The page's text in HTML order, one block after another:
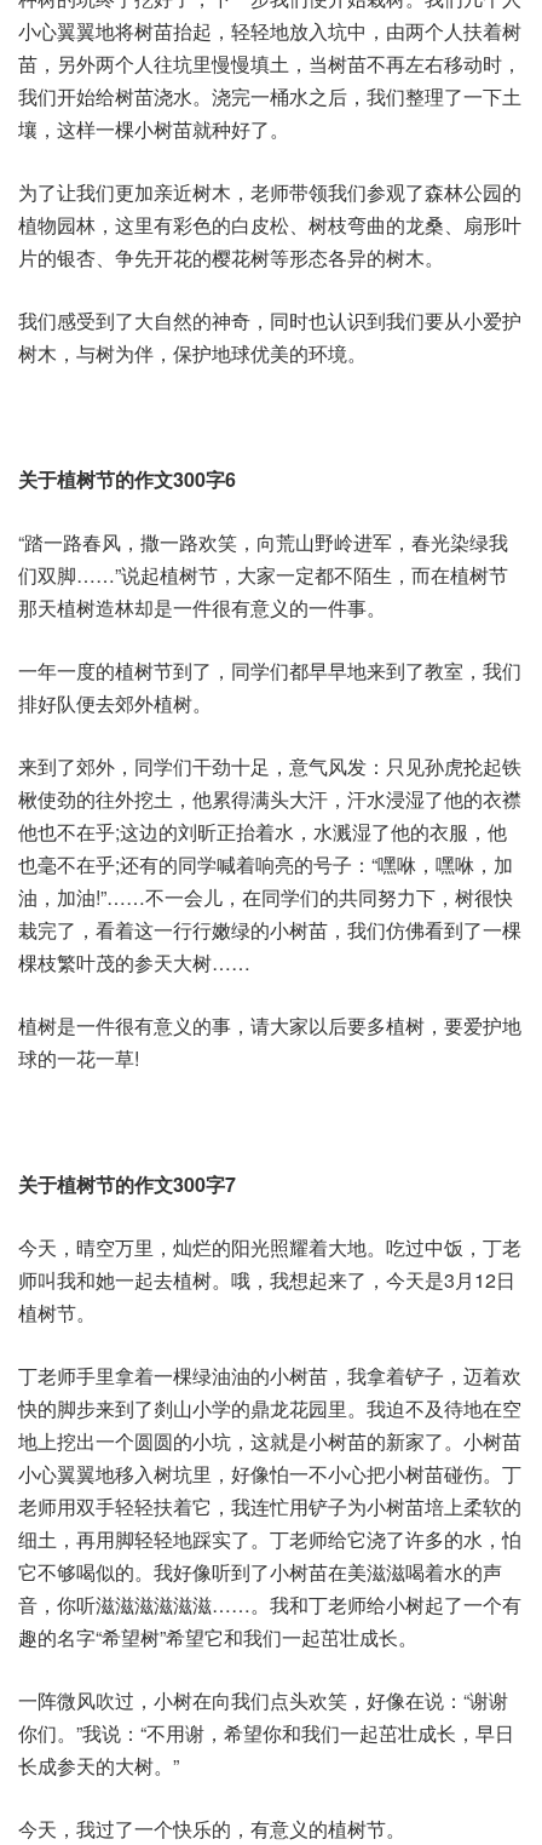
小心翼翼地将树苗抬起，轻轻地放入坑中，由两个人扶着树
苗，另外两个人往坑里慢慢填土，当树苗不再左右移动时，
我们开始给树苗浇水。浇完一桶水之后，我们整理了一下土
壤，这样一棵小树苗就种好了。
为了让我们更加亲近树木，老师带领我们参观了森林公园的
植物园林，这里有彩色的白皮松、树枝弯曲的龙桑、扇形叶
片的银杏、争先开花的樱花树等形态各异的树木。
我们感受到了大自然的神奇，同时也认识到我们要从小爱护
树木，与树为伴，保护地球优美的环境。
关于植树节的作文300字6
“踏一路春风，撒一路欢笑，向荒山野岭进军，春光染绿我
们双脚……”说起植树节，大家一定都不陌生，而在植树节
那天植树造林却是一件很有意义的一件事。
一年一度的植树节到了，同学们都早早地来到了教室，我们
排好队便去郊外植树。
来到了郊外，同学们干劲十足，意气风发：只见孙虎抡起铁
楸使劲的往外挖土，他累得满头大汗，汗水浸湿了他的衣襟
他也不在乎;这边的刘昕正抬着水，水溅湿了他的衣服，他
也毫不在乎;还有的同学喊着响亮的号子：“嘿咻，嘿咻，加
油，加油!”……不一会儿，在同学们的共同努力下，树很快
栽完了，看着这一行行嫩绿的小树苗，我们仿佛看到了一棵
棵枝繁叶茂的参天大树……
植树是一件很有意义的事，请大家以后要多植树，要爱护地
球的一花一草!
关于植树节的作文300字7
今天，晴空万里，灿烂的阳光照耀着大地。吃过中饭，丁老
师叫我和她一起去植树。哦，我想起来了，今天是3月12日
植树节。
丁老师手里拿着一棵绿油油的小树苗，我拿着铲子，迈着欢
快的脚步来到了剡山小学的鼎龙花园里。我迫不及待地在空
地上挖出一个圆圆的小坑，这就是小树苗的新家了。小树苗
小心翼翼地移入树坑里，好像怕一不小心把小树苗碰伤。丁
老师用双手轻轻扶着它，我连忙用铲子为小树苗培上柔软的
细土，再用脚轻轻地踩实了。丁老师给它浇了许多的水，怕
它不够喝似的。我好像听到了小树苗在美滋滋喝着水的声
音，你听滋滋滋滋滋滋……。我和丁老师给小树起了一个有
趣的名字“希望树”希望它和我们一起茁壮成长。
一阵微风吹过，小树在向我们点头欢笑，好像在说：“谢谢
你们。”我说：“不用谢，希望你和我们一起茁壮成长，早日
长成参天的大树。”
今天，我过了一个快乐的，有意义的植树节。